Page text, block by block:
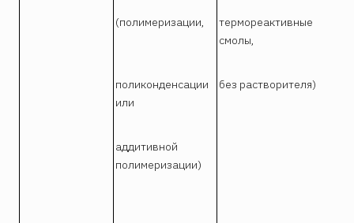
(полимеризации,
термореактивные
смолы,
поликонденсации
или
без растворителя)
аддитивной
полимеризации)